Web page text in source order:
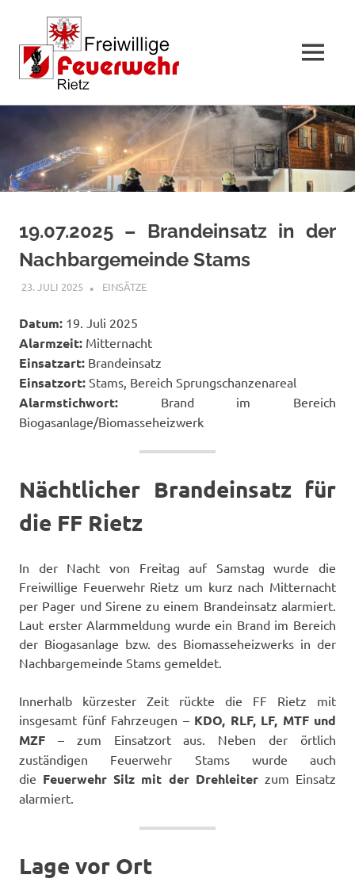
MENÜ
19.07.2025 – Brandeinsatz in der
Nachbargemeinde Stams
23. JULI 2025 FFWRIETZ
EINSÄTZE
Datum: 19. Juli 2025
Alarmzeit: Mitternacht
Einsatzart: Brandeinsatz
Einsatzort: Stams, Bereich Sprungschanzenareal
Alarmstichwort: Brand im Bereich
Biogasanlage/Biomasseheizwerk
Nächtlicher Brandeinsatz für
die FF Rietz
In der Nacht von Freitag auf Samstag wurde die
Freiwillige Feuerwehr Rietz um kurz nach Mitternacht
per Pager und Sirene zu einem Brandeinsatz alarmiert.
Laut erster Alarmmeldung wurde ein Brand im Bereich
der Biogasanlage bzw. des Biomasseheizwerks in der
Nachbargemeinde Stams gemeldet.
Innerhalb kürzester Zeit rückte die FF Rietz mit
insgesamt fünf Fahrzeugen – KDO, RLF, LF, MTF und
MZF – zum Einsatzort aus. Neben der örtlich
zuständigen Feuerwehr Stams wurde auch
die Feuerwehr Silz mit der Drehleiterzum Einsatz
alarmiert.
Lage vor Ort